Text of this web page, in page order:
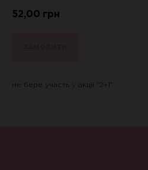
52,00 грн
не бере участь у акції "2+1"